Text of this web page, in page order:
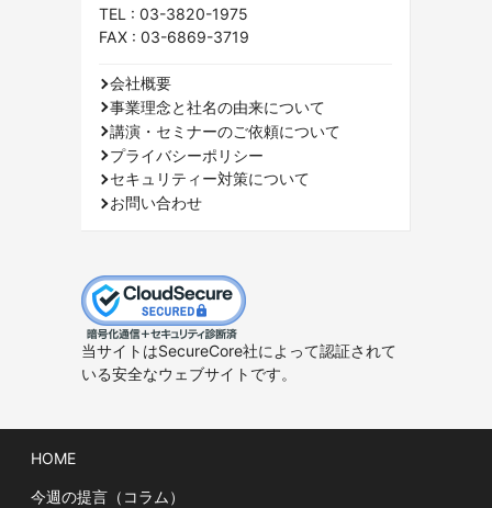
TEL : 03-3820-1975
FAX : 03-6869-3719
会社概要
事業理念と社名の由来について
講演・セミナーのご依頼について
プライバシーポリシー
セキュリティー対策について
お問い合わせ
当サイトはSecureCore社によって認証されて
いる安全なウェブサイトです。
HOME
今週の提言（コラム）